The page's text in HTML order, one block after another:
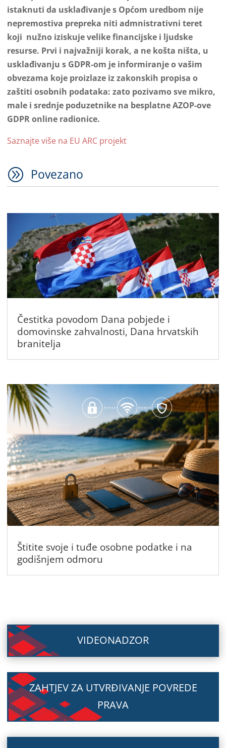
istaknuti da usklađivanje s Općom uredbom nije
nepremostiva prepreka niti admnistrativni teret
koji nužno iziskuje velike financijske i ljudske
resurse. Prvi i najvažniji korak, a ne košta ništa, u
usklađivanju s GDPR-om je informiranje o vašim
obvezama koje proizlaze iz zakonskih propisa o
zaštiti osobnih podataka: zato pozivamo sve mikro,
male i srednje poduzetnike na besplatne AZOP-ove
GDPR online radionice.
Saznajte više na EU ARC projekt
A Povezano
Čestitka povodom Dana pobjede i
domovinske zahvalnosti, Dana hrvatskih
branitelja
Štitite svoje i tuđe osobne podatke i na
godišnjem odmoru
VIDEONADZOR
ZAHTJEV ZA UTVRĐIVANJE POVREDE
PRAVA